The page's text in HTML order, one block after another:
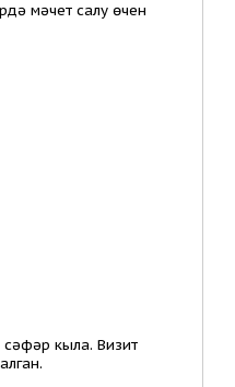
мәчет салу өчен
кыла. Визит